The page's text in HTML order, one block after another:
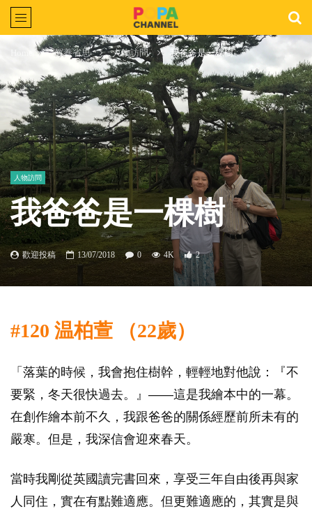
教養省思 人物訪問 我爸爸是一棵樹
人物訪問
我爸爸是一棵樹
歡迎投稿 13/07/2018 0 4K 2
#120 温柏萱 （22歲）
「落葉的時候，我會抱住樹幹，輕輕地對他說：『不
要緊，冬天很快過去。』——這是我繪本中的一幕。
在創作繪本前不久，我跟爸爸的關係經歷前所未有的
嚴寒。但是，我深信會迎來春天。
當時我剛從英國讀完書回來，享受三年自由後再與家
人同住，實在有點難適應。但更難適應的，其實是與